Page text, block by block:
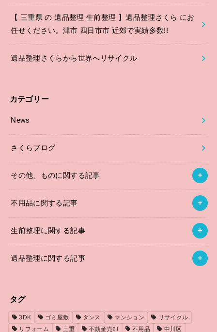
【 三重県 の 遺品整理 生前整理 】遺品整理さくら にお
任せください。津市 四日市市 近郊で実績多数!!
遺品整理さくらから世界へリサイクル
カテゴリー
News
さくらブログ
その他、ものに関する記事
不用品に関する記事
生前整理に関する記事
遺品整理に関する記事
タグ
3DK ゴミ屋敷 タンス マンション
リサイクル
リフォーム
三重 不動産売却 不用品 中川区